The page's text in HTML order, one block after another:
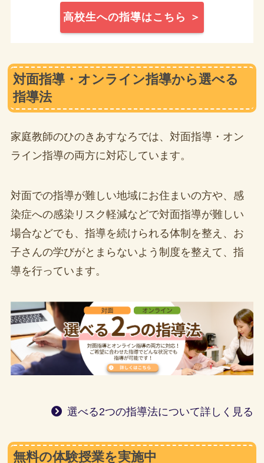
高校生への指導はこちら ＞
対面指導・オンライン指導から選べる
指導法
家庭教師のひのきあすなろでは、対面指導・オン
ライン指導の両方に対応しています。
対面での指導が難しい地域にお住まいの方や、感
染症への感染リスク軽減などで対面指導が難しい
場合などでも、指導を続けられる体制を整え、お
子さんの学びがとまらないよう制度を整えて、指
導を行っています。
選べる2つの指導法について詳しく見る
無料の体験授業を実施中